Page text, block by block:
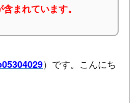
まれています。
）です。こんにち